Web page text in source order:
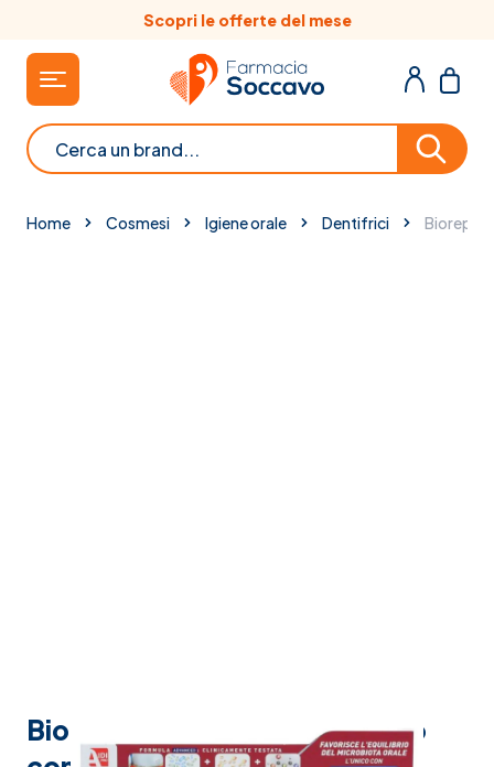
Salta al contenutoScopri le offerte del mese
Cerca
Home Cosmesi Igiene orale Dentifrici Biorepair
Biorepair Peribioma Dentifricio